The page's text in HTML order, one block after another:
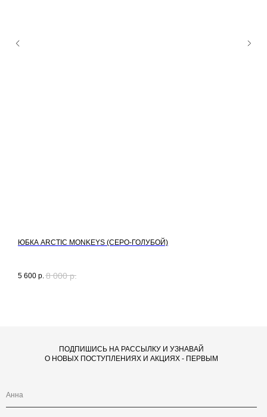
ЮБКА ARCTIC MONKEYS (СЕРО-ГОЛУБОЙ)
5 600 р. 8 000 р.
ПОДПИШИСЬ НА РАССЫЛКУ И УЗНАВАЙ
О НОВЫХ ПОСТУПЛЕНИЯХ И АКЦИЯХ - ПЕРВЫМ